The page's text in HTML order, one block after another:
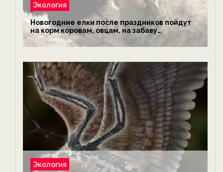
Экология
Новогодние елки после праздников пойдут
на корм коровам, овцам, на забаву
обезьянам, львам и леопардам — новости
экологии на ECOportal
Экология